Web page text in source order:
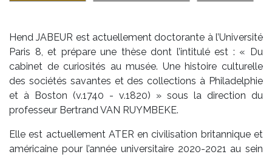
Hend JABEUR est actuellement doctorante à l’Université
Paris 8, et prépare une thèse dont l’intitulé est : « Du
cabinet de curiosités au musée. Une histoire culturelle
des sociétés savantes et des collections à Philadelphie
et à Boston (v.1740 - v.1820) » sous la direction du
professeur Bertrand VAN RUYMBEKE.
Elle est actuellement ATER en civilisation britannique et
américaine pour l’année universitaire 2020-2021 au sein